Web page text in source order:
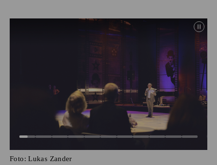
Foto: Lukas Zander